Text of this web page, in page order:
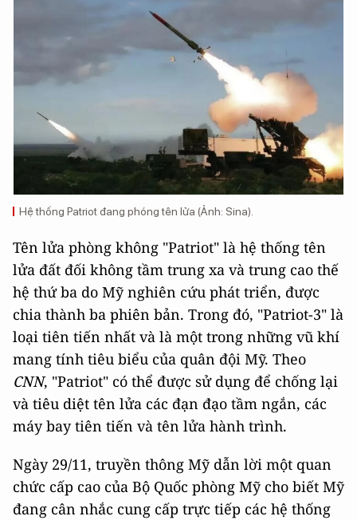
Hệ thống Patriot đang phóng tên lửa (Ảnh: Sina).
Tên lửa phòng không "Patriot" là hệ thống tên
lửa đất đối không tầm trung xa và trung cao thế
hệ thứ ba do Mỹ nghiên cứu phát triển, được
chia thành ba phiên bản. Trong đó, "Patriot-3" là
loại tiên tiến nhất và là một trong những vũ khí
mang tính tiêu biểu của quân đội Mỹ. Theo
CNN, "Patriot" có thể được sử dụng để chống lại
và tiêu diệt tên lửa các đạn đạo tầm ngắn, các
máy bay tiên tiến và tên lửa hành trình.
Ngày 29/11, truyền thông Mỹ dẫn lời một quan
chức cấp cao của Bộ Quốc phòng Mỹ cho biết Mỹ
đang cân nhắc cung cấp trực tiếp các hệ thống